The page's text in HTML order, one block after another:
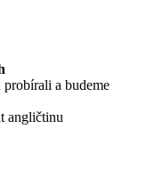
probírali a budeme
angličtinu